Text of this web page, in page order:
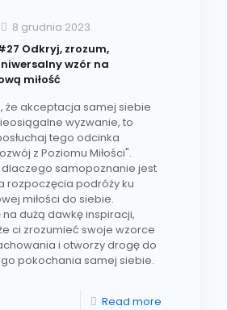
8 grudnia 2023
Odkryj, zrozum,
wzór na
miłość
że akceptacja samej siebie
wyzwanie, to
tego odcinka
z Poziomu Miłości".
dlaczego samopoznanie jest
rozpoczęcia podróży ku
miłości do siebie.
na dużą dawkę inspiracji,
ci zrozumieć swoje wzorce
i otworzy drogę do
pokochania samej siebie.
Read more